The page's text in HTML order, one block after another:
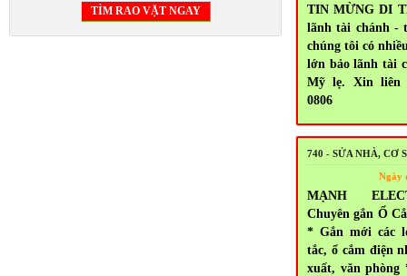
TIN MỪNG DI
lãnh tài chánh -
chúng tôi có
lớn bảo lãnh tài
Mỹ lẹ. Xin liên
0806
740 - SỬA NHÀ, CƠ
Ngày
MẠNH
Chuyên gắn Ổ
* Gắn mới các
tắc, ổ cắm điện
xuất, văn phòng